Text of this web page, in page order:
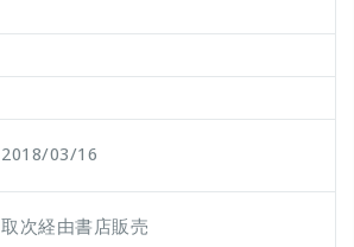
2018/03/16
取次経由書店販売